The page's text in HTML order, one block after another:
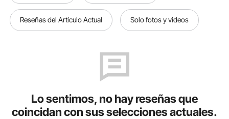
Reseñas del Artículo Actual Solo fotos y videos
Lo sentimos, no hay reseñas que
coincidan con sus selecciones actuales.